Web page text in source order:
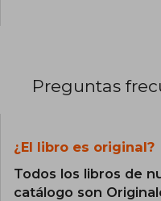
Preguntas
¿El libro es original?
Todos los libros de
catálogo son